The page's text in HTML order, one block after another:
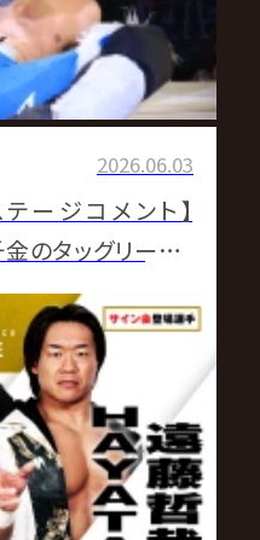
2026.06.03
ージコメント】
のタッグリーグ2
ら優勝や」▼ライ
破で会心初白星▼
小田嶋と初対決
小峠がジュニアタッ
開に見せてやる」